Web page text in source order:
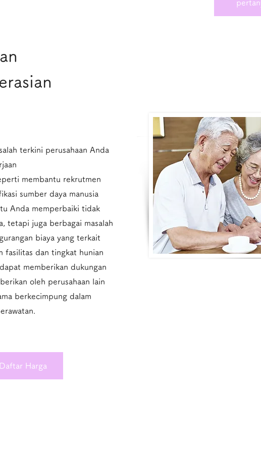
terkini perusahaan Anda
membantu rekrutmen
sumber daya manusia
Anda memperbaiki tidak
tetapi juga berbagai masalah
biaya yang terkait
fasilitas dan tingkat hunian
memberikan dukungan
oleh perusahaan lain
berkecimpung dalam
Daftar Harga